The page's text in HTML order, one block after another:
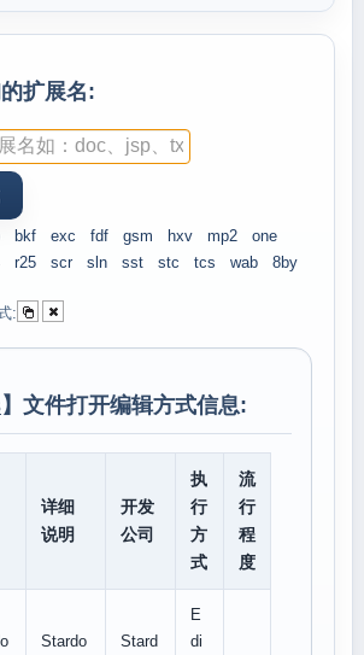
扩展名:
bkf exc fdf gsm hxv mp2
one
r25 scr sln sst stc tcs wab 8by
:
】文件打开编辑方式信息:
详细
说明
开发
公司
执
行
方
式
流
行
程
度
Stardo
Stard
E
di